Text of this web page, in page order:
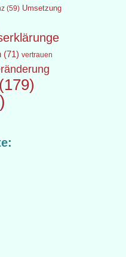
(59) Umsetzung
(71) vertrauen